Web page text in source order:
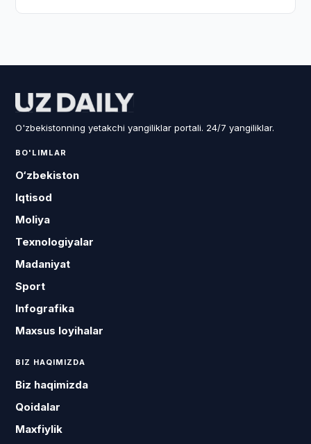
O'zbekistonning yetakchi yangiliklar portali. 24/7 yangiliklar.
BO'LIMLAR
O‘zbekiston
Iqtisod
Moliya
Texnologiyalar
Madaniyat
Sport
Infografika
Maxsus loyihalar
BIZ HAQIMIZDA
Biz haqimizda
Qoidalar
Maxfiylik